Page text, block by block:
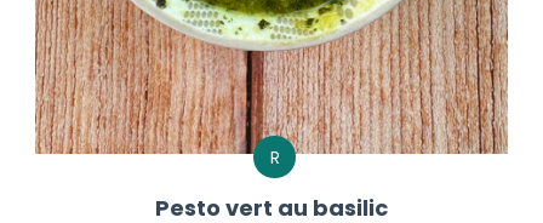
R
Pesto vert au basilic